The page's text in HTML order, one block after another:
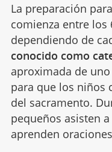
La preparación
comienza entre los
dependiendo de
conocido como
aproximada de
para que los niños
del sacramento.
pequeños asisten
aprenden